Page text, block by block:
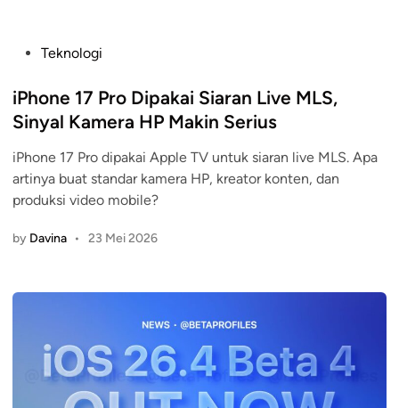
s
t
d
i
n
Teknologi
iPhone 17 Pro Dipakai Siaran Live MLS,
Sinyal Kamera HP Makin Serius
iPhone 17 Pro dipakai Apple TV untuk siaran live MLS. Apa
artinya buat standar kamera HP, kreator konten, dan
produksi video mobile?
by Davina • 23 Mei 2026